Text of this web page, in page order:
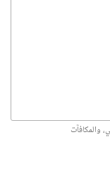
والمكافآت